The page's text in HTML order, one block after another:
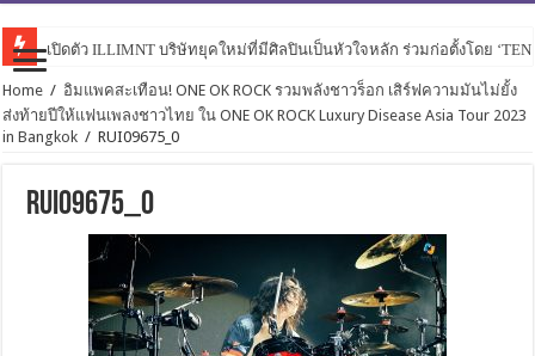
เปิดตัว ILLIMNT บริษัทยุคใหม่ที่มีศิลปินเป็นหัวใจหลัก ร่วมก่อตั้งโดย
Home / อิมแพคสะเทือน! ONE OK ROCK รวมพลังชาวร็อก เสิร์ฟความมันไม่ยั้ง
ส่งท้ายปีให้แฟนเพลงชาวไทย ใน ONE OK ROCK Luxury Disease Asia Tour 2023
in Bangkok / RUI09675_0
RUI09675_0